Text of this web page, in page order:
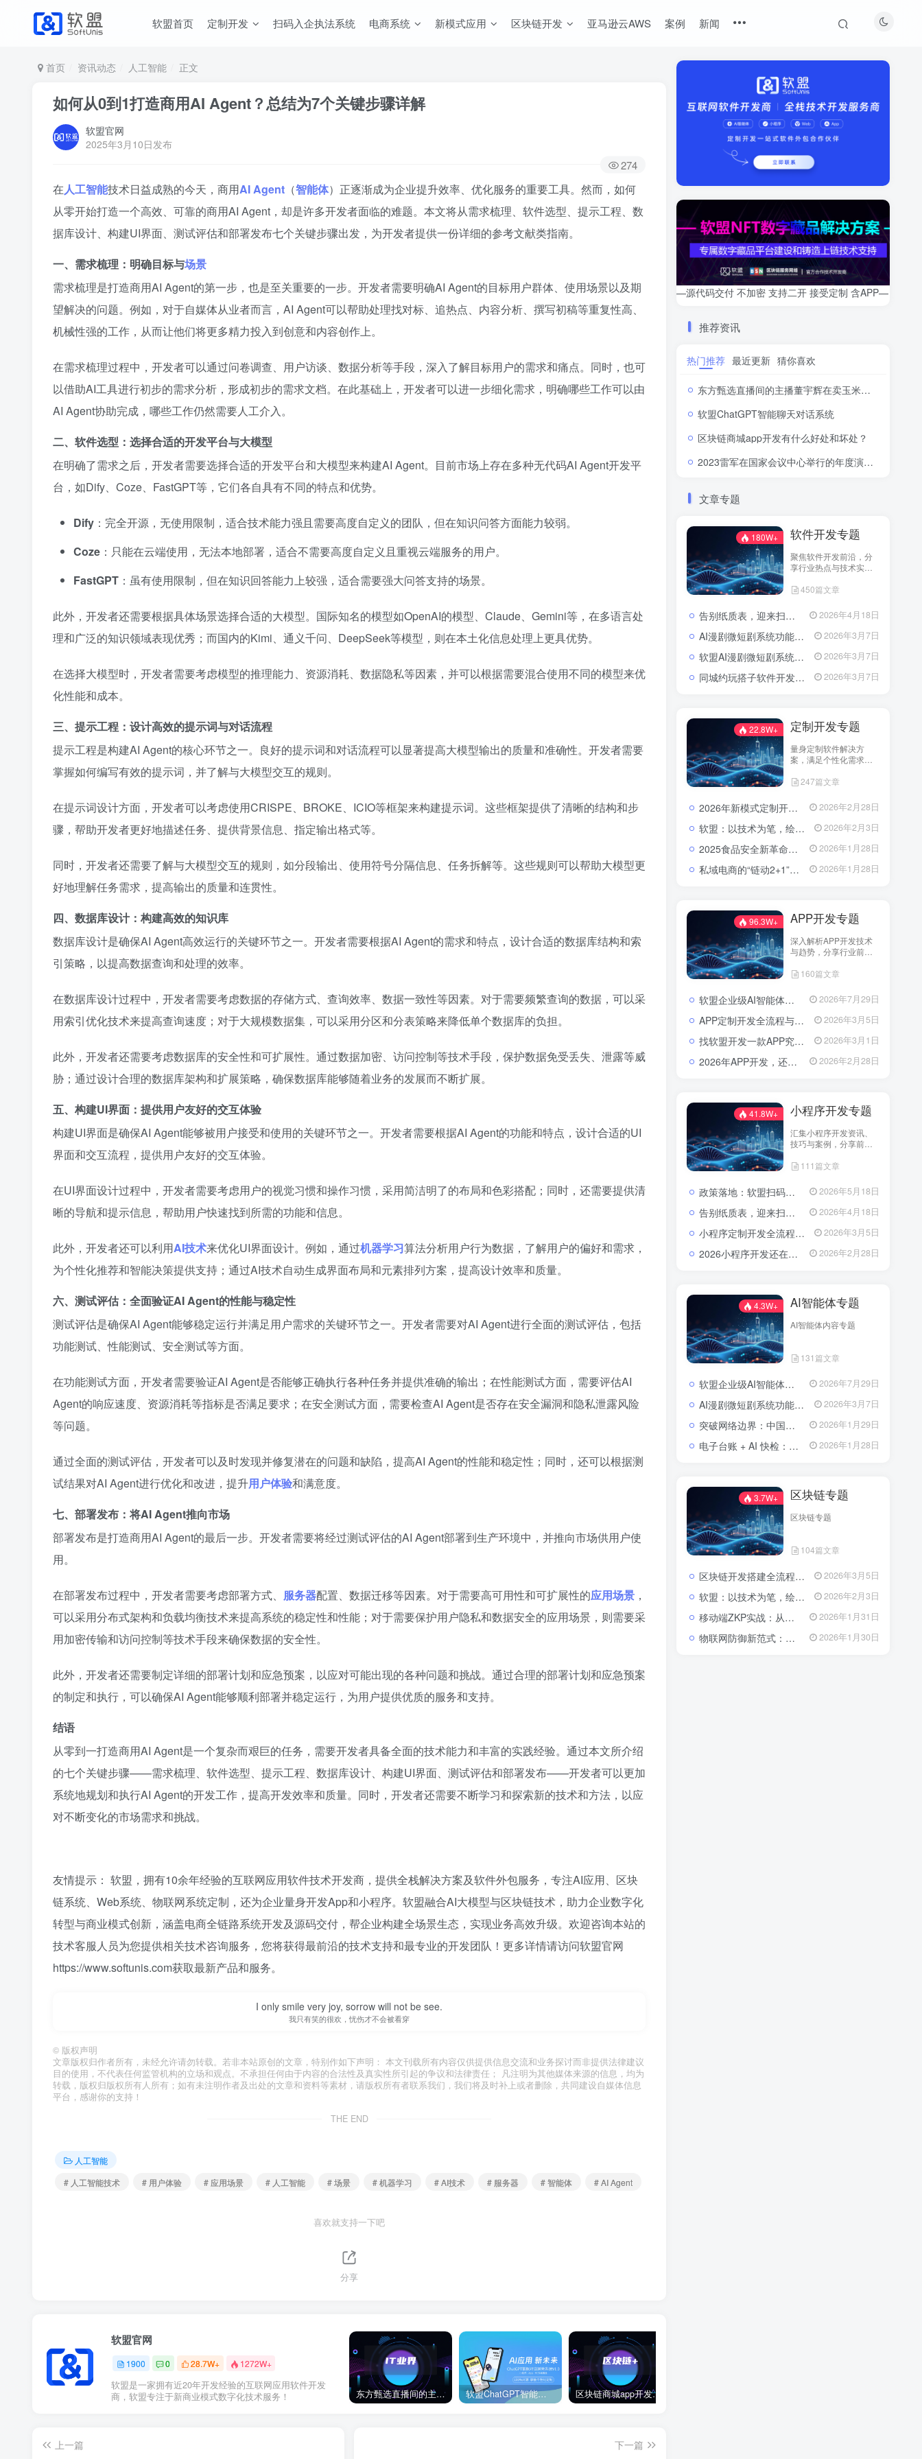
软盟首页 定制开发 扫码入企执法系统 电商系统 新模式应用 区块链开发 亚马逊云AWS 案例 新闻
首页 资讯动态 人工智能 正文
如何从0到1打造商用AI Agent？总结为7个关键步骤详解
软盟官网
2025年3月10日发布
274
在人工智能技术日益成熟的今天，商用AI Agent （智能体）正逐渐成为企业提升效率、优化服务的重要工具。然而，如何
从零开始打造一个高效、可靠的商用AI Agent，却是许多开发者面临的难题。本文将从需求梳理、软件选型、提示工程、数
据库设计、构建UI界面、测试评估和部署发布七个关键步骤出发，为开发者提供一份详细的参考文献类指南。
一、需求梳理：明确目标与场景
需求梳理是打造商用AI Agent的第一步，也是至关重要的一步。开发者需要明确AI Agent的目标用户群体、使用场景以及期
望解决的问题。例如，对于自媒体从业者而言，AI Agent可以帮助处理找对标、追热点、内容分析、撰写初稿等重复性高、
机械性强的工作，从而让他们将更多精力投入到创意和内容创作上。
在需求梳理过程中，开发者可以通过问卷调查、用户访谈、数据分析等手段，深入了解目标用户的需求和痛点。同时，也可
以借助AI工具进行初步的需求分析，形成初步的需求文档。在此基础上，开发者可以进一步细化需求，明确哪些工作可以由
AI Agent协助完成，哪些工作仍然需要人工介入。
二、软件选型：选择合适的开发平台与大模型
在明确了需求之后，开发者需要选择合适的开发平台和大模型来构建AI Agent。目前市场上存在多种无代码AI Agent开发平
台，如Dify、Coze、FastGPT等，它们各自具有不同的特点和优势。
Dify ：完全开源，无使用限制，适合技术能力强且需要高度自定义的团队，但在知识问答方面能力较弱。
Coze ：只能在云端使用，无法本地部署，适合不需要高度自定义且重视云端服务的用户。
FastGPT ：虽有使用限制，但在知识回答能力上较强，适合需要强大问答支持的场景。
此外，开发者还需要根据具体场景选择合适的大模型。国际知名的模型如OpenAI的模型、Claude、Gemini等，在多语言处
理和广泛的知识领域表现优秀；而国内的Kimi、通义千问、DeepSeek等模型，则在本土化信息处理上更具优势。
在选择大模型时，开发者需要考虑模型的推理能力、资源消耗、数据隐私等因素，并可以根据需要混合使用不同的模型来优
化性能和成本。
三、提示工程：设计高效的提示词与对话流程
提示工程是构建AI Agent的核心环节之一。良好的提示词和对话流程可以显著提高大模型输出的质量和准确性。开发者需要
掌握如何编写有效的提示词，并了解与大模型交互的规则。
在提示词设计方面，开发者可以考虑使用CRISPE、BROKE、ICIO等框架来构建提示词。这些框架提供了清晰的结构和步
骤，帮助开发者更好地描述任务、提供背景信息、指定输出格式等。
同时，开发者还需要了解与大模型交互的规则，如分段输出、使用符号分隔信息、任务拆解等。这些规则可以帮助大模型更
好地理解任务需求，提高输出的质量和连贯性。
四、数据库设计：构建高效的知识库
数据库设计是确保AI Agent高效运行的关键环节之一。开发者需要根据AI Agent的需求和特点，设计合适的数据库结构和索
引策略，以提高数据查询和处理的效率。
在数据库设计过程中，开发者需要考虑数据的存储方式、查询效率、数据一致性等因素。对于需要频繁查询的数据，可以采
用索引优化技术来提高查询速度；对于大规模数据集，可以采用分区和分表策略来降低单个数据库的负担。
此外，开发者还需要考虑数据库的安全性和可扩展性。通过数据加密、访问控制等技术手段，保护数据免受丢失、泄露等威
胁；通过设计合理的数据库架构和扩展策略，确保数据库能够随着业务的发展而不断扩展。
五、构建UI界面：提供用户友好的交互体验
构建UI界面是确保AI Agent能够被用户接受和使用的关键环节之一。开发者需要根据AI Agent的功能和特点，设计合适的UI
界面和交互流程，提供用户友好的交互体验。
在UI界面设计过程中，开发者需要考虑用户的视觉习惯和操作习惯，采用简洁明了的布局和色彩搭配；同时，还需要提供清
晰的导航和提示信息，帮助用户快速找到所需的功能和信息。
此外，开发者还可以利用AI技术来优化UI界面设计。例如，通过机器学习算法分析用户行为数据，了解用户的偏好和需求，
为个性化推荐和智能决策提供支持；通过AI技术自动生成界面布局和元素排列方案，提高设计效率和质量。
六、测试评估：全面验证AI Agent的性能与稳定性
测试评估是确保AI Agent能够稳定运行并满足用户需求的关键环节之一。开发者需要对AI Agent进行全面的测试评估，包括
功能测试、性能测试、安全测试等方面。
在功能测试方面，开发者需要验证AI Agent是否能够正确执行各种任务并提供准确的输出；在性能测试方面，需要评估AI
Agent的响应速度、资源消耗等指标是否满足要求；在安全测试方面，需要检查AI Agent是否存在安全漏洞和隐私泄露风险
等问题。
通过全面的测试评估，开发者可以及时发现并修复潜在的问题和缺陷，提高AI Agent的性能和稳定性；同时，还可以根据测
试结果对AI Agent进行优化和改进，提升用户体验和满意度。
七、部署发布：将AI Agent推向市场
部署发布是打造商用AI Agent的最后一步。开发者需要将经过测试评估的AI Agent部署到生产环境中，并推向市场供用户使
用。
在部署发布过程中，开发者需要考虑部署方式、 服务器配置、数据迁移等因素。对于需要高可用性和可扩展性的应用场景 ，
可以采用分布式架构和负载均衡技术来提高系统的稳定性和性能；对于需要保护用户隐私和数据安全的应用场景，则需要采
用加密传输和访问控制等技术手段来确保数据的安全性。
此外，开发者还需要制定详细的部署计划和应急预案，以应对可能出现的各种问题和挑战。通过合理的部署计划和应急预案
的制定和执行，可以确保AI Agent能够顺利部署并稳定运行，为用户提供优质的服务和支持。
结语
从零到一打造商用AI Agent是一个复杂而艰巨的任务，需要开发者具备全面的技术能力和丰富的实践经验。通过本文所介绍
的七个关键步骤——需求梳理、软件选型、提示工程、数据库设计、构建UI界面、测试评估和部署发布——开发者可以更加
系统地规划和执行AI Agent的开发工作，提高开发效率和质量。同时，开发者还需要不断学习和探索新的技术和方法，以应
对不断变化的市场需求和挑战。
友情提示： 软盟，拥有10余年经验的互联网应用软件技术开发商，提供全栈解决方案及软件外包服务，专注AI应用、区块
链系统、Web系统、物联网系统定制，还为企业量身开发App和小程序。软盟融合AI大模型与区块链技术，助力企业数字化
转型与商业模式创新，涵盖电商全链路系统开发及源码交付，帮企业构建全场景生态，实现业务高效升级。欢迎咨询本站的
技术客服人员为您提供相关技术咨询服务，您将获得最前沿的技术支持和最专业的开发团队！更多详情请访问软盟官网
https://www.softunis.com获取最新产品和服务。
I only smile very joy, sorrow will not be see.
我只有笑的很欢，忧伤才不会被看穿
© 版权声明
文章版权归作者所有，未经允许请勿转载。若非本站原创的文章，特别作如下声明： 本文刊载所有内容仅供提供信息交流和业务探讨而非提供法律建议
目的使用，不代表任何监管机构的立场和观点。不承担任何由于内容的合法性及真实性所引起的争议和法律责任； 凡注明为其他媒体来源的信息，均为
转载，版权归版权所有人所有；如有未注明作者及出处的文章和资料等素材，请版权所有者联系我们，我们将及时补上或者删除，共同建设自媒体信息
平台，感谢你的支持！
THE END
人工智能
# 人工智能技术
# 用户体验 # 应用场景 # 人工智能 # 场景 # 机器学习 # AI技术 # 服务器 # 智能体 # AI Agent
喜欢就支持一下吧
分享
软盟官网
1900 0 28.7W+ 1272W+
软盟是一家拥有近20年开发经验的互联网应用软件开发
商，软盟专注于新商业模式数字化技术服务！
东方甄选直播间的主播董宇辉在卖玉米时称“918是好日子”，此事引发网络热议。 软盟ChatGPT智能聊天对话系统 区块链商城app开发有什么好处和坏处？
上一篇
下一篇
—源代码交付 不加密 支持二开 接受定制 含APP—
推荐资讯
热门推荐 最近更新 猜你喜欢
东方甄选直播间的主播董宇辉在卖玉米时称“918是好日子”，此事引发网络热议。
软盟ChatGPT智能聊天对话系统
区块链商城app开发有什么好处和坏处？
2023雷军在国家会议中心举行的年度演讲全文：成长的经历和感悟
文章专题
180W+ 软件开发专题
聚焦软件开发前沿，分
享行业热点与技术实
450篇文章
告别纸质表，迎来扫码风：企业检查开启“数字入企”新篇章 2026年4月18日
AI漫剧微短剧系统功能包括了哪些？ 2026年3月7日
软盟AI漫剧微短剧系统：以技术破局，重塑内容生产新范式 2026年3月7日
同城约玩搭子软件开发解决方案：模式选择与快速上线策略 2026年3月7日
22.8W+ 定制开发专题
量身定制软件解决方
案，满足个性化需求。
您实现业务创新与技术
247篇文章
2026年新模式定制开发找谁？软盟科技——数字化转型的可靠伙伴 2026年2月28日
软盟：以技术为笔，绘就数字经济新蓝图——全栈开发服务赋能企业数字化转型 2026年2月3日
2025食品安全新革命：AI+区块链，重塑农产品信任链 2026年1月28日
私域电商的“链动2+1”模式：区块链技术如何激活社交裂变？ 2026年1月28日
96.3W+ APP开发专题
深入解析APP开发技术
与趋势，分享行业前沿
打造卓越应用，引领市
160篇文章
软盟企业级AI智能体定制开发业务全景：从技术交付到场景价值落地 2026年7月29日
APP定制开发全流程与成本解析：从需求到落地的系统性攻略 2026年3月5日
找软盟开发一款APP究竟要花多少钱？揭秘影响预算的五大核心因素 2026年3月1日
2026年APP开发，还在为选服务商发愁吗？软盟用实力说话！ 2026年2月28日
41.8W+ 小程序开发专题
汇集小程序开发资讯、
技巧与案例，分享前沿
111篇文章
政策落地：软盟扫码入企系统为规范涉企行政检查提供数字化解决方案 2026年5月18日
告别纸质表，迎来扫码风：企业检查开启“数字入企”新篇章 2026年4月18日
小程序定制开发全流程解析：流程、费用与避坑指南 2026年3月5日
2026小程序开发还在东拼西凑？软盟定制方案让你赢在起跑线？ 2026年2月28日
4.3W+ AI智能体专题
AI智能体内容专题
131篇文章
软盟企业级AI智能体定制开发业务全景：从技术交付到场景价值落地 2026年7月29日
AI漫剧微短剧系统功能包括了哪些？ 2026年3月7日
突破网络边界：中国实现全球首次人形机器人低轨卫星自主作业 2026年1月29日
电子台账 + AI 快检：区块链技术如何为农批市场食品安全上“双保险”？ 2026年1月28日
3.7W+ 区块链专题
区块链专题
104篇文章
区块链开发搭建全流程与成本解析：从架构设计到落地的系统性指南 2026年3月5日
软盟：以技术为笔，绘就数字经济新蓝图——全栈开发服务赋能企业数字化转型 2026年2月3日
移动端ZKP实战：从算法瓶颈到体验优化的全栈开发指南 2026年1月31日
物联网防御新范式：基于区块链与CSA 2.0的主动免疫体系 2026年1月30日